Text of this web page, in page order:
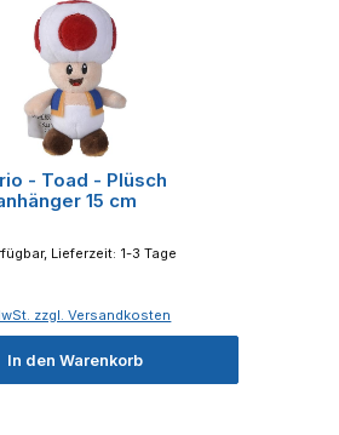
- Toad - Plüsch
15 cm
Lieferzeit: 1-3 Tage
zzgl. Versandkosten
In den Warenkorb